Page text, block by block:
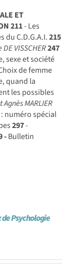
ET
211- Les
du C.D.G.A.I.215
VISSCHER247
sexe et société
de femme
quand la
les possibles
Agnès MARLIER
numéro spécial
297-
-Bulletin
Psychologie